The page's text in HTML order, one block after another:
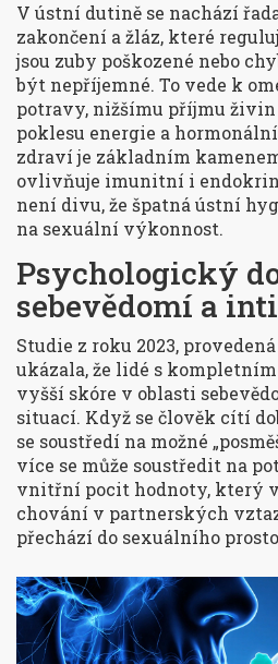
V ústní dutině se nachází
zakončení a žláz, které
jsou zuby poškozené nebo
být nepříjemné. To vede k
potravy, nižšímu příjmu živin
poklesu energie a
zdraví je základním
ovlivňuje imunitní i
není divu, že špatná ústní
na sexuální výkonnost.
Psychologický
sebevědomí a
Studie z roku 2023,
ukázala, že lidé s kompletním
vyšší skóre v oblasti
situací. Když se člověk cítí
se soustředí na možné
více se může soustředit na
vnitřní pocit hodnoty, který
chování v partnerských
přechází do sexuálního